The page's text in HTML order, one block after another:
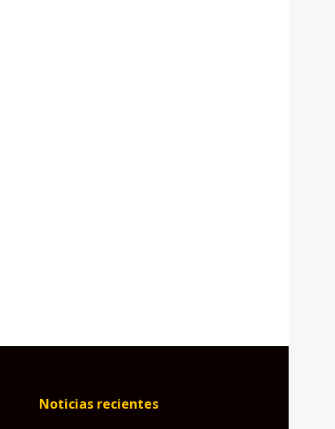
Noticias recientes